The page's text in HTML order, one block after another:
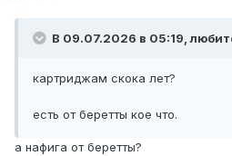
В 09.07.2026 в 05:19,
картриджам скока лет?
есть от беретты кое что.
а нафига от беретты?